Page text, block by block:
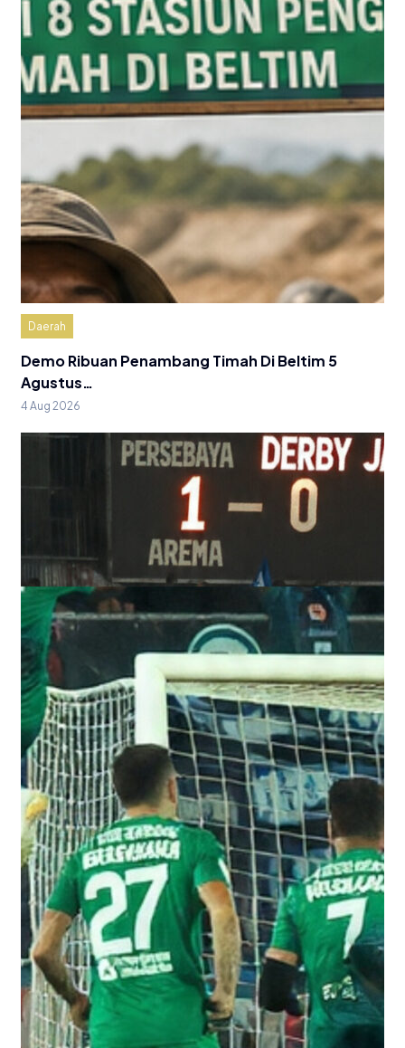
Daerah
Demo Ribuan Penambang Timah Di Beltim 5
Agustus…
4 Aug 2026